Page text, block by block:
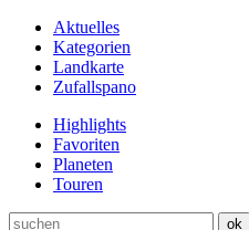
Aktuelles
Kategorien
Landkarte
Zufallspano
Highlights
Favoriten
Planeten
Touren